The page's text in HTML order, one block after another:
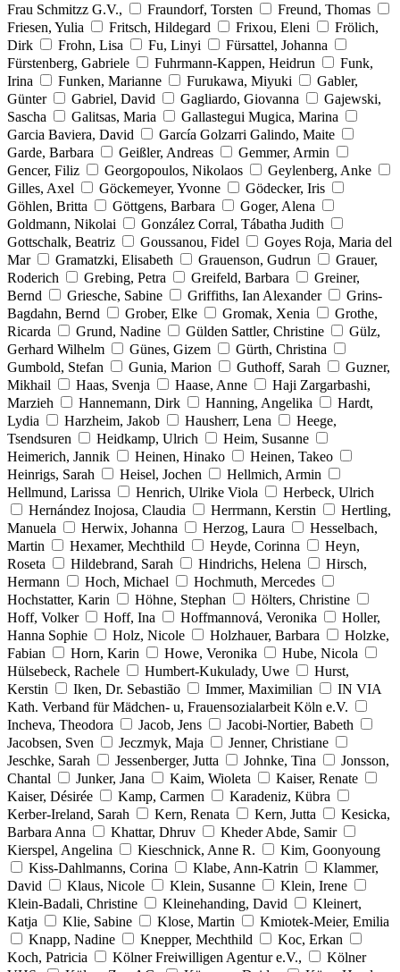
Frau Schmitzz G.V.,
Fraundorf, Torsten
Freund, Thomas
Friesen, Yulia
Fritsch, Hildegard Frixou, Eleni
Frölich,
Dirk
Frohn, Lisa Fu, Linyi
Fürsattel, Johanna
Fürstenberg, Gabriele
Fuhrmann-Kappen, Heidrun
Funk,
Irina
Funken, Marianne Furukawa, Miyuki
Gabler,
Günter
Gabriel, David Gagliardo, Giovanna
Gajewski,
Sascha
Galitsas, Maria
Gallastegui Mugica, Marina
Garcia Baviera, David
García Golzarri Galindo, Maite
Garde, Barbara
Geißler, Andreas
Gemmer, Armin
Gencer, Filiz
Georgopoulos, Nikolaos
Geylenberg, Anke
Gilles, Axel
Göckemeyer, Yvonne
Gödecker, Iris
Göhlen, Britta
Göttgens, Barbara
Goger, Alena
Goldmann, Nikolai
González Corral, Tábatha Judith
Gottschalk, Beatriz
Goussanou, Fidel
Goyes Roja, Maria del
Mar
Gramatzki, Elisabeth Grauenson, Gudrun
Grauer,
Roderich
Grebing, Petra Greifeld, Barbara
Greiner,
Bernd
Griesche, Sabine Griffiths, Ian Alexander
Grins-
Bagdahn, Bernd
Grober, Elke Gromak, Xenia
Grothe,
Ricarda
Grund, Nadine Gülden Sattler, Christine
Gülz,
Gerhard Wilhelm
Günes, Gizem
Gürth, Christina
Gumbold, Stefan
Gunia, Marion Guthoff, Sarah
Guzner,
Mikhail
Haas, Svenja Haase, Anne
Haji Zargarbashi,
Marzieh
Hannemann, Dirk Hanning, Angelika
Hardt,
Lydia
Harzheim, Jakob Hausherr, Lena
Heege,
Tsendsuren
Heidkamp, Ulrich
Heim, Susanne
Heimerich, Jannik
Heinen, Hinako
Heinen, Takeo
Heinrigs, Sarah
Heisel, Jochen
Hellmich, Armin
Hellmund, Larissa
Henrich, Ulrike Viola
Herbeck, Ulrich
Hernández Inojosa, Claudia
Herrmann, Kerstin
Hertling,
Manuela
Herwix, Johanna Herzog, Laura
Hesselbach,
Martin
Hexamer, Mechthild Heyde, Corinna
Heyn,
Roseta
Hildebrand, Sarah Hindrichs, Helena
Hirsch,
Hermann
Hoch, Michael
Hochmuth, Mercedes
Hochstatter, Karin
Höhne, Stephan
Hölters, Christine
Hoff, Volker
Hoff, Ina Hoffmannová, Veronika
Holler,
Hanna Sophie
Holz, Nicole Holzhauer, Barbara
Holzke,
Fabian
Horn, Karin Howe, Veronika
Hube, Nicola
Hülsebeck, Rachele
Humbert-Kukulady, Uwe
Hurst,
Kerstin
Iken, Dr. Sebastião Immer, Maximilian
IN VIA
Kath. Verband für Mädchen- u, Frauensozialarbeit Köln e.V.
Incheva, Theodora
Jacob, Jens
Jacobi-Nortier, Babeth
Jacobsen, Sven
Jeczmyk, Maja
Jenner, Christiane
Jeschke, Sarah
Jessenberger, Jutta Johnke, Tina
Jonsson,
Chantal
Junker, Jana Kaim, Wioleta
Kaiser, Renate
Kaiser, Désirée
Kamp, Carmen
Karadeniz, Kübra
Kerber-Ireland, Sarah
Kern, Renata Kern, Jutta
Kesicka,
Barbara Anna
Khattar, Dhruv
Kheder Abde, Samir
Kierspel, Angelina
Kieschnick, Anne R.
Kim, Goonyoung
Kiss-Dahlmanns, Corina
Klabe, Ann-Katrin
Klammer,
David
Klaus, Nicole Klein, Susanne
Klein, Irene
Klein-Badali, Christine
Kleinehanding, David
Kleinert,
Katja
Klie, Sabine Klose, Martin
Kmiotek-Meier, Emilia
Knapp, Nadine
Knepper, Mechthild
Koc, Erkan
Koch, Patricia
Kölner Freiwilligen Agentur e.V.,
Kölner